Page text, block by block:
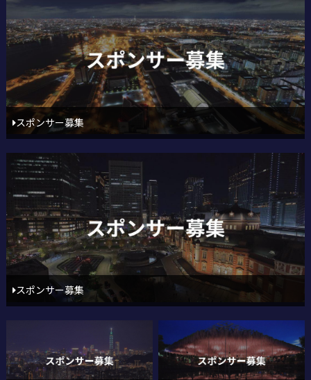
スポンサー募集
スポンサー募集